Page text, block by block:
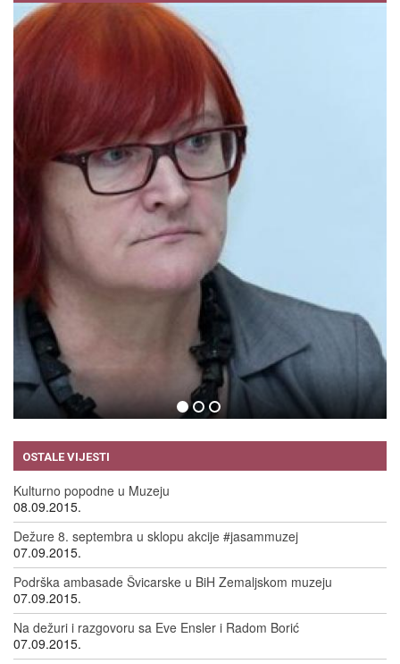
09.09.2015.
OSTALE VIJESTI
Kulturno popodne u Muzeju
08.09.2015.
Dežure 8. septembra u sklopu akcije #jasammuzej
07.09.2015.
Podrška ambasade Švicarske u BiH Zemaljskom muzeju
07.09.2015.
Na dežuri i razgovoru sa Eve Ensler i Radom Borić
07.09.2015.